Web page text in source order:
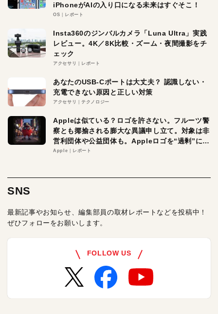
iPhoneがAIの入り口になる未来はすぐそこ！
OS レポート
Insta360のジンバルカメラ「Luna Ultra」実践
レビュー。4K／8K比較・ズーム・夜間撮影をチ
ェック
アクセサリ レポート
あなたのUSB-Cポートは大丈夫？ 認識しない・
充電できない原因と正しい対策
アクセサリ テクノロジー
Appleは似ている？ロゴを許さない。フルーツ警
察とも揶揄される膨大な異議申し立て。対象は非
営利団体や公益団体も。Appleロゴを“過剰”に守
る理由とは
Apple レポート
SNS
最新記事やお知らせ、編集部員の取材レポートなどを投稿中！
ぜひフォローをお願いします。
FOLLOW US